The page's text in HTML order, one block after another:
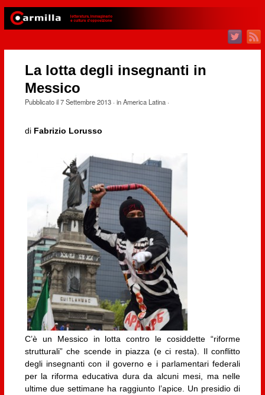
La lotta degli insegnanti in
Messico
Pubblicato il7 Settembre 2013· inAmerica Latina·
di Fabrizio Lorusso
C’è un Messico in lotta contro le cosiddette “riforme
strutturali” che scende in piazza (e ci resta). Il conflitto
degli insegnanti con il governo e i parlamentari federali
per la riforma educativa dura da alcuni mesi, ma nelle
ultime due settimane ha raggiunto l’apice. Un presidio di